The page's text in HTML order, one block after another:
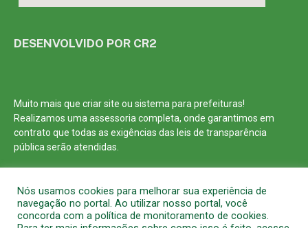
DESENVOLVIDO POR CR2
Muito mais que criar site ou sistema para prefeituras!
Realizamos umaassessoriacompleta, onde garantimos em
contrato que todas as exigências das leis de transparência
públicaserão atendidas.
Nós usamos cookies para melhorar sua experiência de
navegação no portal. Ao utilizar nosso portal, você
concorda com a política de monitoramento de cookies.